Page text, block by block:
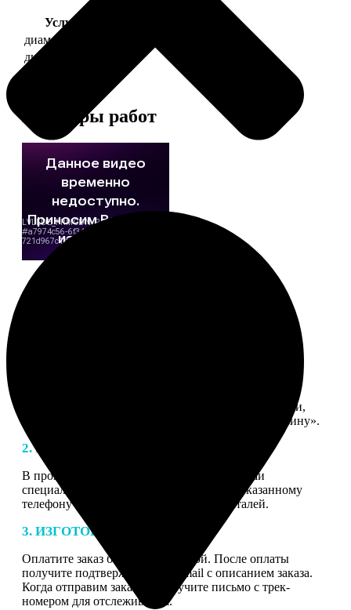
Услуга
диаметр 37 мм
диаметр 56 мм
Примеры работ
Нажмите «Сделать заказ», выберите тип продукции,
загрузите фотографии, нажмите «Добавить в корзину».
2. МАКЕТ
В процессе подготовки заказа к печати наши
специалисты могут связаться с Вами по указанному
телефону или email для согласования деталей.
3. ИЗГОТОВЛЕНИЕ
Оплатите заказ банковской картой. После оплаты
получите подтверждение на email с описанием заказа.
Когда отправим заказ вы получите письмо с трек-
номером для отслеживания.